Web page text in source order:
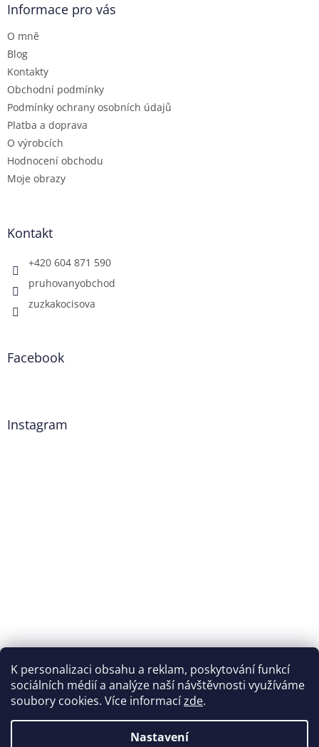
K personalizaci obsahu a reklam, poskytování funkcí
sociálních médií a analýze naší návštěvnosti využíváme
soubory cookies. Více informacízde.
Nastavení
Informace pro vás
O mně
Blog
Kontakty
Obchodní podmínky
Podmínky ochrany osobních údajů
Platba a doprava
O výrobcích
Hodnocení obchodu
Moje obrazy
Kontakt
+420 604 871 590
pruhovanyobchod
zuzkakocisova
Facebook
Instagram
Sledovat na Instagramu